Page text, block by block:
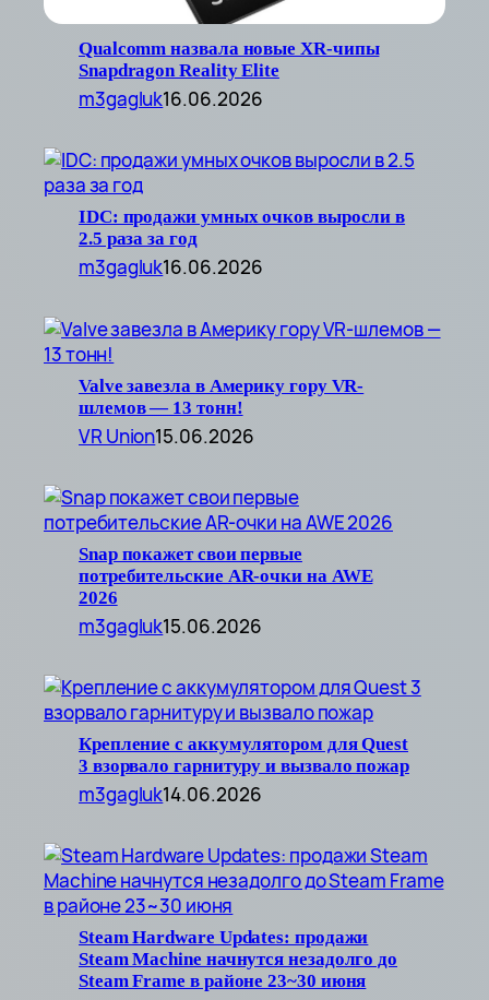
Qualcomm назвала новые XR-чипы
Snapdragon Reality Elite
m3gagluk16.06.2026
IDC: продажи умных очков выросли в
2.5 раза за год
m3gagluk16.06.2026
Valve завезла в Америку гору VR-
шлемов — 13 тонн!
VR Union15.06.2026
Snap покажет свои первые
потребительские AR-очки на AWE
2026
m3gagluk15.06.2026
Крепление с аккумулятором для Quest
3 взорвало гарнитуру и вызвало пожар
m3gagluk14.06.2026
Steam Hardware Updates: продажи
Steam Machine начнутся незадолго до
Steam Frame в районе 23~30 июня